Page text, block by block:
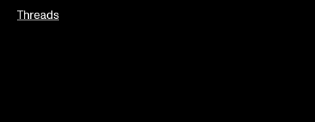
Threads